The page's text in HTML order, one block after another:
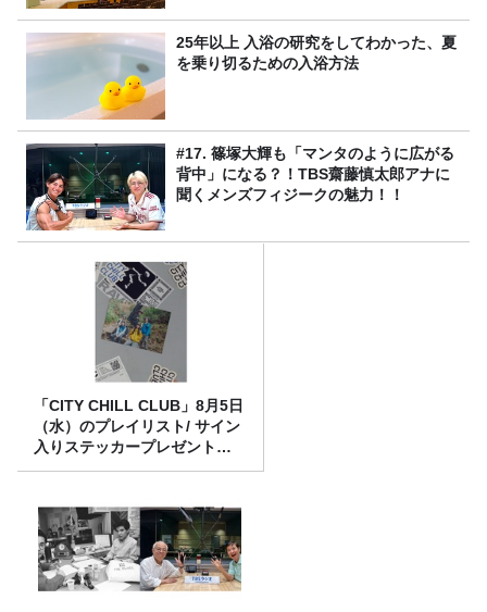
25年以上 入浴の研究をしてわかった、夏
を乗り切るための入浴方法
#17. 篠塚大輝も「マンタのように広がる
背中」になる？！TBS齋藤慎太郎アナに
聞くメンズフィジークの魅力！！
「CITY CHILL CLUB」8月5日
（水）のプレイリスト/ サイン
入りステッカープレゼント有
り